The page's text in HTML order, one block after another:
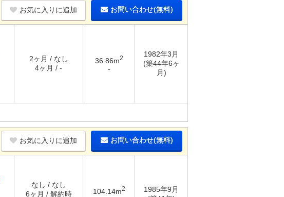
お気に入りに追加 お問い合わせ(無料)
2ヶ月 / なし
4ヶ月 / -
36.86m2
-
1982年3月
(築44年6ヶ
月)
お気に入りに追加 お問い合わせ(無料)
なし / なし
6ヶ月 / 解約時
104.14m2
1985年9月